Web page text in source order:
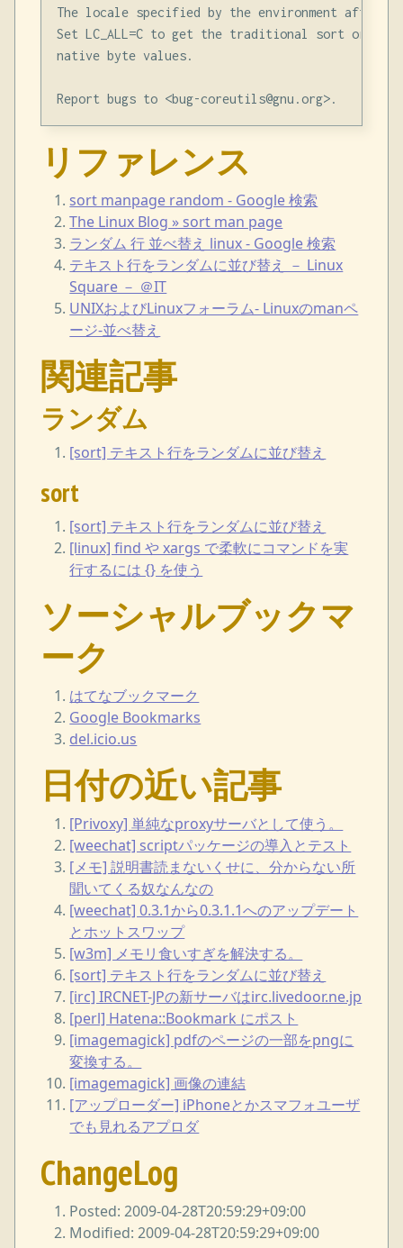
The locale specified by the environment
Set LC_ALL=C to get the traditional sort order
native byte values.
リファレンス
sort manpage random - Google 検索
The Linux Blog » sort man page
ランダム 行 並べ替え linux - Google 検索
テキスト行をランダムに並び替え － Linux
Square － ＠IT
UNIXおよびLinuxフォーラム- Linuxのmanペ
ージ-並べ替え
関連記事
ランダム
[sort] テキスト行をランダムに並び替え
sort
[sort] テキスト行をランダムに並び替え
[linux] find や xargs で柔軟にコマンドを実
行するには {} を使う
ソーシャルブックマ
ーク
はてなブックマーク
Google Bookmarks
del.icio.us
日付の近い記事
[Privoxy] 単純なproxyサーバとして使う。
[weechat] scriptパッケージの導入とテスト
[メモ] 説明書読まないくせに、分からない所
聞いてくる奴なんなの
[weechat] 0.3.1から0.3.1.1へのアップデート
とホットスワップ
[w3m] メモリ食いすぎを解決する。
[sort] テキスト行をランダムに並び替え
[irc] IRCNET-JPの新サーバはirc.livedoor.ne.jp
[perl] Hatena::Bookmark にポスト
[imagemagick] pdfのページの一部をpngに
変換する。
[imagemagick] 画像の連結
[アップローダー] iPhoneとかスマフォユーザ
でも見れるアプロダ
ChangeLog
Posted: 2009-04-28T20:59:29+09:00
Modified: 2009-04-28T20:59:29+09:00